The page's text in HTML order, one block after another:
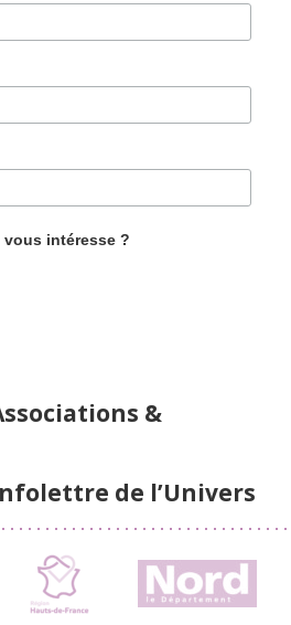
intéresse ?
&
de l’Univers